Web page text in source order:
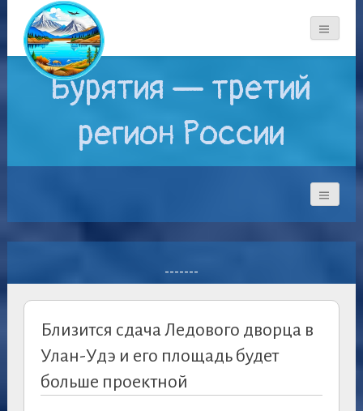
Бурятия — третий
регион России
-------
Близится сдача Ледового дворца в
Улан-Удэ и его площадь будет
больше проектной